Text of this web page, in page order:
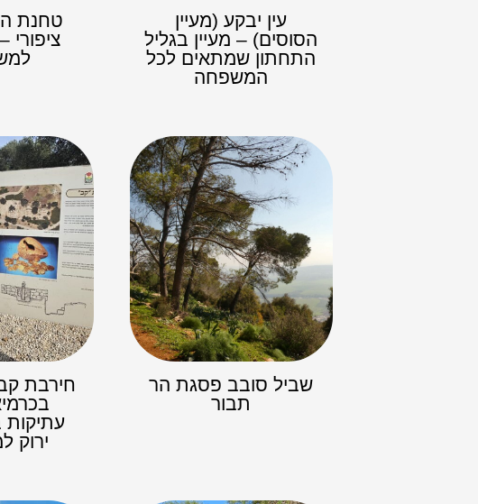
עין יבקע (מעיין
הסוסים) – מעיין בגליל
התחתון שמתאים לכל
המשפחה
טחנת
ציפורי
שביל סובב פסגת הר
תבור
חירבת
ירוק